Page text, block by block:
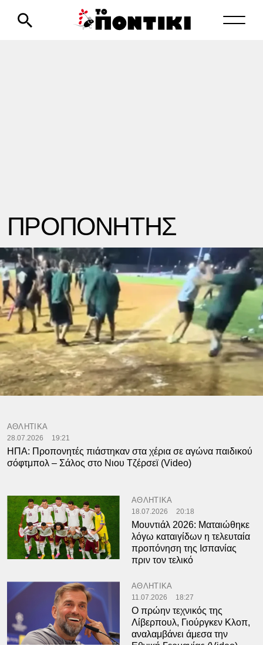
ΠΡΟΠΟΝΗΤΗΣ
ΑΘΛΗΤΙΚΑ
28.07.2026 19:21
ΗΠΑ: Προπονητές πιάστηκαν στα χέρια σε αγώνα παιδικού
σόφτμπολ – Σάλος στο Νιου Τζέρσεϊ (Video)
ΑΘΛΗΤΙΚΑ
18.07.2026 20:18
Μουντιάλ 2026: Ματαιώθηκε
λόγω καταιγίδων η τελευταία
προπόνηση της Ισπανίας
πριν τον τελικό
ΑΘΛΗΤΙΚΑ
11.07.2026 18:27
Ο πρώην τεχνικός της
Λίβερπουλ, Γιούργκεν Κλοπ,
αναλαμβάνει άμεσα την